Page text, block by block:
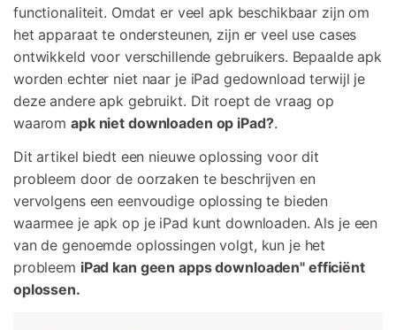
Overzicht
Video
Ontdek
Overzicht
Diagram & Ontwerp
Corrupte video restauratie.
Bekijk alle producten
Ontdek
Repair It
WA Transfer
Telefoon Herstel
Geen Cyberbullying
Scherm ontgrendelen
iPhone ontgrendelen Android ontgrendelen
Gegevensherstel
iPhone gegevensherstel Android gegevensherstel
WhatsApp overbrengen/back-up maken
iTunes herstellen
iTunes-fouten oplossen
Systeemreparatie
iPhone systeemherstel
Andere
functionaliteit. Omdat er veel apk beschikbaar zijn om
het apparaat te ondersteunen, zijn er veel use cases
ontwikkeld voor verschillende gebruikers. Bepaalde apk
worden echter niet naar je iPad gedownload terwijl je
deze andere apk gebruikt. Dit roept de vraag op
waarom apk niet downloaden op iPad?.
Dit artikel biedt een nieuwe oplossing voor dit
probleem door de oorzaken te beschrijven en
vervolgens een eenvoudige oplossing te bieden
waarmee je apk op je iPad kunt downloaden. Als je een
van de genoemde oplossingen volgt, kun je het
probleem iPad kan geen apps downloaden" efficiënt
oplossen.